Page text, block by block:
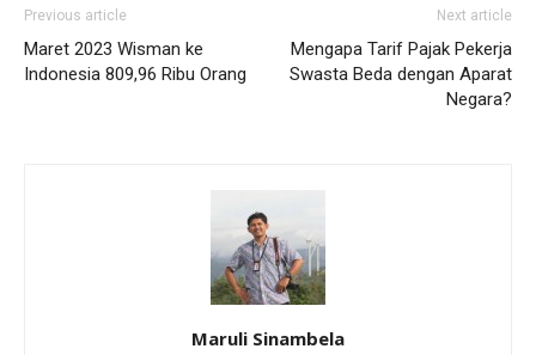
Previous article
Maret 2023 Wisman ke
Indonesia 809,96 Ribu Orang
Next article
Mengapa Tarif Pajak Pekerja
Swasta Beda dengan Aparat
Negara?
Maruli Sinambela